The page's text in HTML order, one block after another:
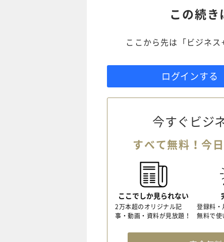
この続き
ここから先は「ビジネ
ログインする
今すぐビジ
すべて無料！今
ここでしか見られない
2万本超のオリジナル記
事・動画・資料が見放題！
登録料・
無料で使